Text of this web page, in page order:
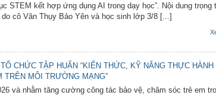
STEM kết hợp ứng dụng AI trong dạy học”. Nội dung trọng
cô Văn Thụy Bảo Yên và học sinh lớp 3/8 [...]
CHỨC TẬP HUẤN “KIẾN THỨC, KỸ NĂNG THỰC HÀNH
MÔI TRƯỜNG MẠNG”
và nhằm tăng cường công tác bảo vệ, chăm sóc trẻ em